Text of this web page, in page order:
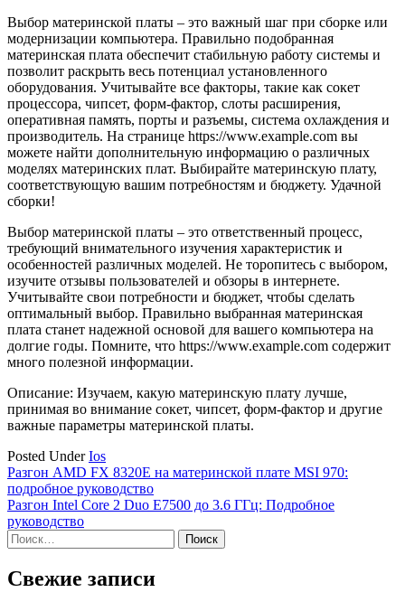
Выбор материнской платы – это важный шаг при сборке или
модернизации компьютера. Правильно подобранная
материнская плата обеспечит стабильную работу системы и
позволит раскрыть весь потенциал установленного
оборудования. Учитывайте все факторы, такие как сокет
процессора, чипсет, форм-фактор, слоты расширения,
оперативная память, порты и разъемы, система охлаждения и
производитель. На странице https://www.example.com вы
можете найти дополнительную информацию о различных
моделях материнских плат. Выбирайте материнскую плату,
соответствующую вашим потребностям и бюджету. Удачной
сборки!
Выбор материнской платы – это ответственный процесс,
требующий внимательного изучения характеристик и
особенностей различных моделей. Не торопитесь с выбором,
изучите отзывы пользователей и обзоры в интернете.
Учитывайте свои потребности и бюджет, чтобы сделать
оптимальный выбор. Правильно выбранная материнская
плата станет надежной основой для вашего компьютера на
долгие годы. Помните, что https://www.example.com содержит
много полезной информации.
Описание: Изучаем, какую материнскую плату лучше,
принимая во внимание сокет, чипсет, форм-фактор и другие
важные параметры материнской платы.
Posted UnderIos
Навигация
по
записям
Разгон AMD FX 8320E на материнской плате MSI 970:
подробное руководство
Разгон Intel Core 2 Duo E7500 до 3.6 ГГц: Подробное
руководство
Найти:
Свежие записи